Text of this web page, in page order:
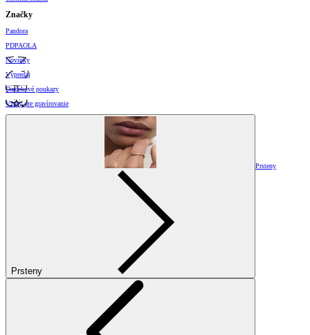
Značky
Pandora
PDPAOLA
Novinky
Výpredaj
Darčekové poukazy
Vzory pre gravírovanie
Prsteny
Prsteny